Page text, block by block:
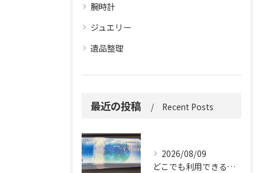
腕時計
ジュエリー
遺品整理
最近の投稿 Recent Posts
2026/08/09
どこでも利用できる便利さ。